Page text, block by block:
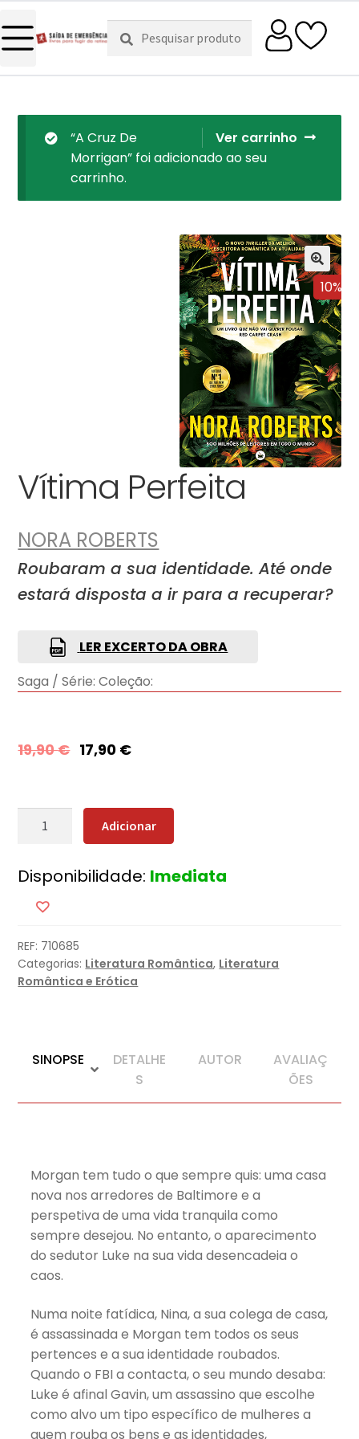
Pesquisar
por:
Pesquisa
Ver carrinho
“A Cruz De
Morrigan” foi adicionado ao seu
carrinho.
10%
Vítima Perfeita
NORA ROBERTS
Roubaram a sua identidade. Até onde
estará disposta a ir para a recuperar?
LER EXCERTO DA OBRA
Saga / Série: Coleção:
19,90€ 17,90 €
Quantidade
Perfeita
Adicionar
Disponibilidade: Imediata
REF: 710685
Categorias: Literatura Romântica, Literatura
Romântica e Erótica
SINOPSE
DETALHE
S
AUTOR
AVALIAÇ
ÕES
Morgan tem tudo o que sempre quis: uma casa
nova nos arredores de Baltimore e a
perspetiva de uma vida tranquila como
sempre desejou. No entanto, o aparecimento
do sedutor Luke na sua vida desencadeia o
caos.
Numa noite fatídica, Nina, a sua colega de casa,
é assassinada e Morgan tem todos os seus
pertences e a sua identidade roubados.
Quando o FBI a contacta, o seu mundo desaba:
Luke é afinal Gavin, um assassino que escolhe
como alvo um tipo específico de mulheres a
quem rouba os bens e as identidades,